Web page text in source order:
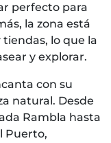
perfecto para
la zona está
lo que la
y explorar.
con su
natural. Desde
Rambla hasta
Puerto,